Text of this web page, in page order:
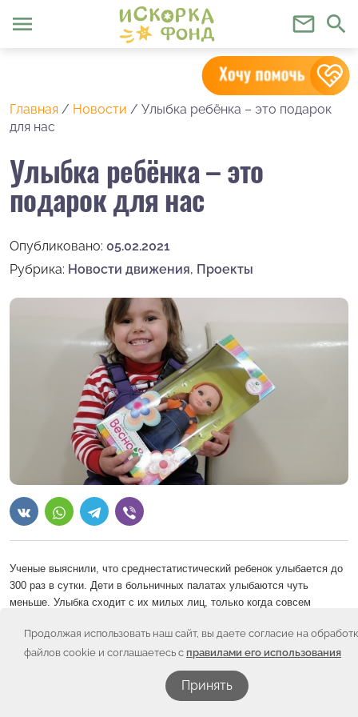
Продолжая использовать наш сайт, вы даете согласие на
файлов cookie и соглашаетесь с правилами его использования
Принять
menu mail_outline search
Главная / Новости / Улыбка ребёнка – это подарок
для нас
Улыбка ребёнка – это
подарок для нас
Опубликовано: 05.02.2021
Рубрика: Новости движения, Проекты
Ученые выяснили, что среднестатистический ребенок улыбается до
300 раз в сутки. Дети в больничных палатах улыбаются чуть
меньше. Улыбка сходит с их милых лиц, только когда совсем
родителям.
сутки. При этом часть улыбок «фальшивые» в угоду начальству или
потому, что болеющий ребенок не должен видеть грустных глаз. При